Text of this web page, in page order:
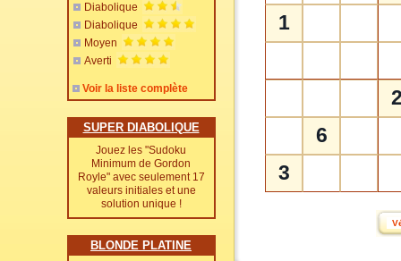
Diabolique
Diabolique
Moyen
Averti
Voir la liste complète
SUPER DIABOLIQUE
Jouez les "Sudoku
Minimum de Gordon
Royle" avec seulement 17
valeurs initiales et une
solution unique !
BLONDE PLATINE
1
6
3